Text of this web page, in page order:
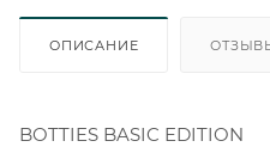
ОПИСАНИЕ
BOTTIES BASIC EDITION